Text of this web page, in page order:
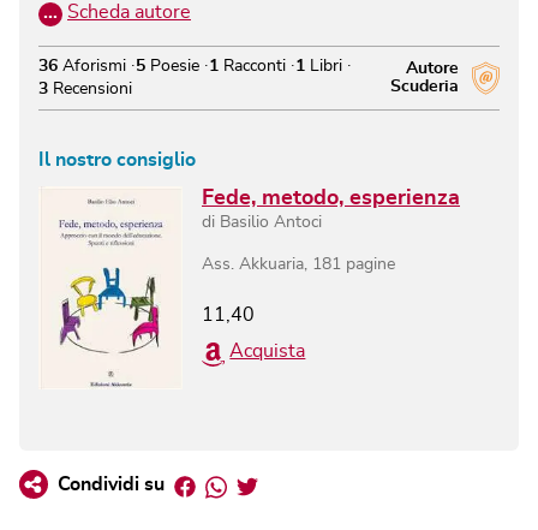
… Scheda autore
Autore
Scuderia
36 Aforismi 5 Poesie 1 Racconti 1
Libri
3 Recensioni
Il nostro consiglio
Fede, metodo, esperienza
di Basilio Antoci
Ass. Akkuaria 181 pagine
11,40
Acquista
Condividi su Facebook
Whatsapp
Twitter